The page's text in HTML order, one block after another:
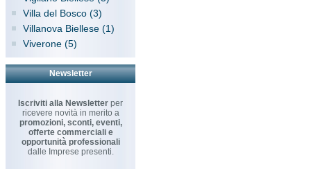
Villa del Bosco (3)
Villanova Biellese (1)
Viverone (5)
Newsletter
Iscriviti alla Newsletter per
ricevere novità in merito a
promozioni, sconti, eventi,
offerte commerciali e
opportunità professionali
dalle Imprese presenti.